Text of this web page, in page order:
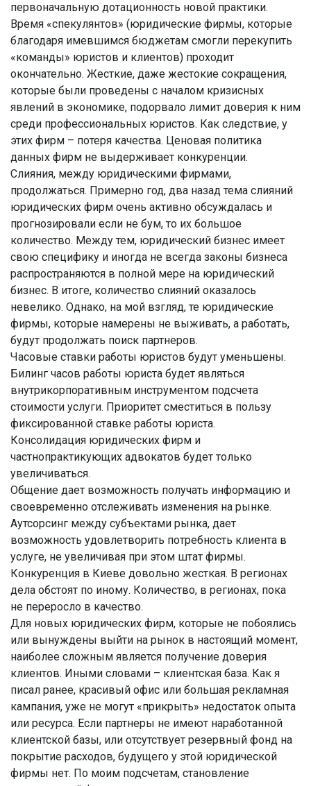
первоначальную дотационность новой практики.
Время «спекулянтов» (юридические фирмы, которые
благодаря имевшимся бюджетам смогли перекупить
«команды» юристов и клиентов) проходит
окончательно. Жесткие, даже жестокие сокращения,
которые были проведены с началом кризисных
явлений в экономике, подорвало лимит доверия к ним
среди профессиональных юристов. Как следствие, у
этих фирм – потеря качества. Ценовая политика
данных фирм не выдерживает конкуренции.
Слияния, между юридическими фирмами,
продолжаться. Примерно год, два назад тема слияний
юридических фирм очень активно обсуждалась и
прогнозировали если не бум, то их большое
количество. Между тем, юридический бизнес имеет
свою специфику и иногда не всегда законы бизнеса
распространяются в полной мере на юридический
бизнес. В итоге, количество слияний оказалось
невелико. Однако, на мой взгляд, те юридические
фирмы, которые намерены не выживать, а работать,
будут продолжать поиск партнеров.
Часовые ставки работы юристов будут уменьшены.
Билинг часов работы юриста будет являться
внутрикорпоративным инструментом подсчета
стоимости услуги. Приоритет сместиться в пользу
фиксированной ставке работы юриста.
Консолидация юридических фирм и
частнопрактикующих адвокатов будет только
увеличиваться.
Общение дает возможность получать информацию и
своевременно отслеживать изменения на рынке.
Аутсорсинг между субъектами рынка, дает
возможность удовлетворить потребность клиента в
услуге, не увеличивая при этом штат фирмы.
Конкуренция в Киеве довольно жесткая. В регионах
дела обстоят по иному. Количество, в регионах, пока
не переросло в качество.
Для новых юридических фирм, которые не побоялись
или вынуждены выйти на рынок в настоящий момент,
наиболее сложным является получение доверия
клиентов. Иными словами – клиентская база. Как я
писал ранее, красивый офис или большая рекламная
кампания, уже не могут «прикрыть» недостаток опыта
или ресурса. Если партнеры не имеют наработанной
клиентской базы, или отсутствует резервный фонд на
покрытие расходов, будущего у этой юридической
фирмы нет. По моим подсчетам, становление